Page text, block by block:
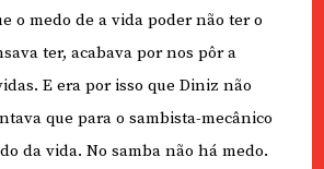
o medo de a vida poder não ter o
ter, acabava por nos pôr a
E era por isso que Diniz não
que para o sambista-mecânico
da vida. No samba não há medo.